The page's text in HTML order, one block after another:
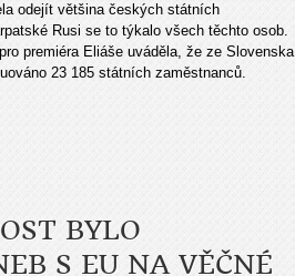
odejít většina českých státních
Rusi se to týkalo všech těchto osob.
premiéra Eliáše uváděla, že ze Slovenska
23 185 státních zaměstnanců.
BYLO
S EU NA VĚČNÉ